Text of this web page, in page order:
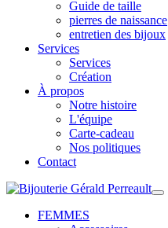
Guide de taille
pierres de naissance
entretien des bijoux
Services
Services
Création
À propos
Notre histoire
L'équipe
Carte-cadeau
Nos politiques
Contact
FEMMES